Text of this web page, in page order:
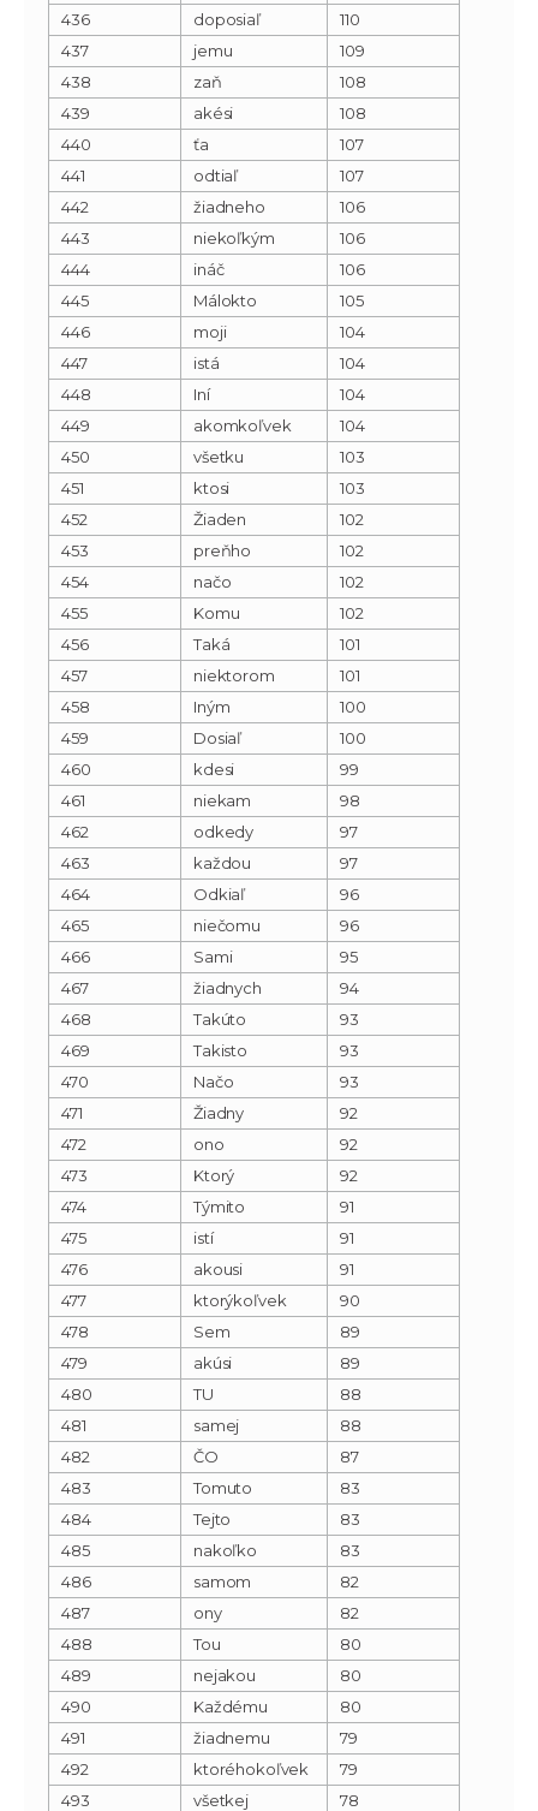
436 doposiaľ
110
437
jemu
109
438
zaň
108
439
akési
108
440
ťa
107
441
odtiaľ
107
442
žiadneho
106
443
niekoľkým
106
444
ináč
106
445
Málokto
105
446
moji
104
447
istá
104
448
Iní
104
449
akomkoľvek
104
450
všetku
103
451
ktosi
103
452
Žiaden
102
453
preňho
102
454
načo
102
455
Komu
102
456
Taká
101
457
niektorom
101
458
Iným
100
459
Dosiaľ
100
460
kdesi
99
461
niekam
98
462
odkedy
97
463
každou
97
464
Odkiaľ
96
465
niečomu
96
466
Sami
95
467
žiadnych
94
468
Takúto
93
469
Takisto
93
470
Načo
93
471
Žiadny
92
472
ono
92
473
Ktorý
92
474
Týmito
91
475
istí
91
476
akousi
91
477
ktorýkoľvek
90
478
Sem
89
479
akúsi
89
480
TU
88
481
samej
88
482
ČO
87
483
Tomuto
83
484
Tejto
83
485
nakoľko
83
486
samom
82
487
ony
82
488
Tou
80
489
nejakou
80
490
Každému
80
491
žiadnemu
79
492
ktoréhokoľvek
79
493
všetkej
78